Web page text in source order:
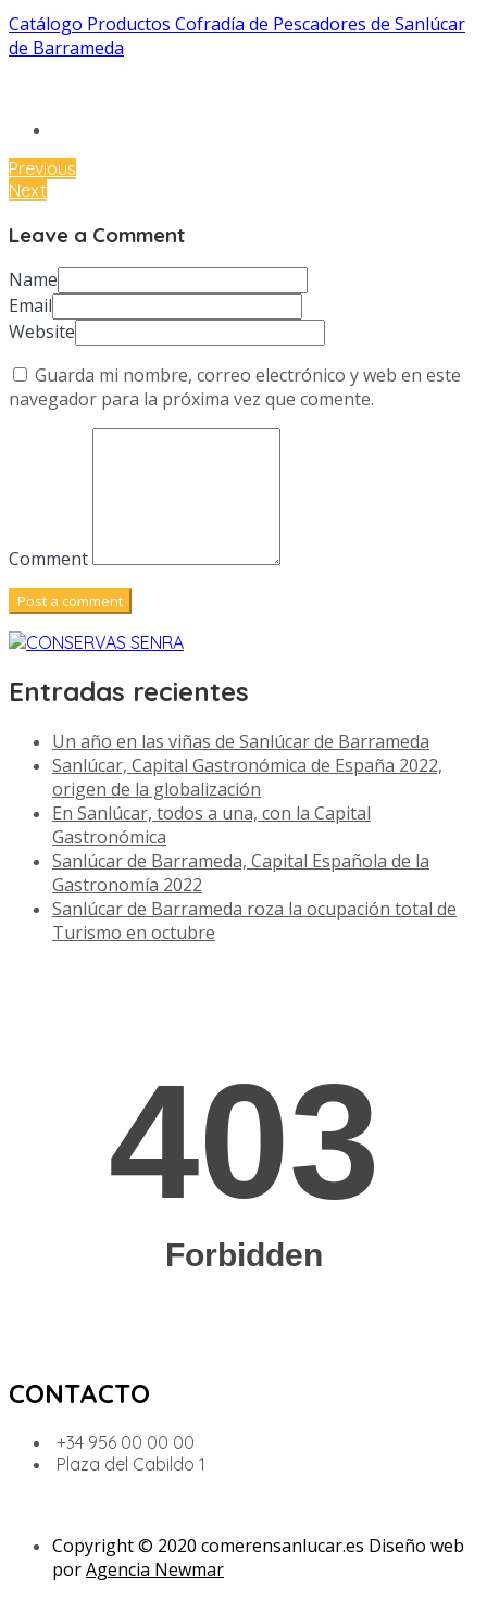
Catálogo Productos Cofradía de Pescadores de Sanlúcar
de Barrameda
Previous
Next
Leave a Comment
Name
Email
Website
Guarda mi nombre, correo electrónico y web en este
navegador para la próxima vez que comente.
Comment
Entradas recientes
Un año en las viñas de Sanlúcar de Barrameda
Sanlúcar, Capital Gastronómica de España 2022,
origen de la globalización
En Sanlúcar, todos a una, con la Capital
Gastronómica
Sanlúcar de Barrameda, Capital Española de la
Gastronomía 2022
Sanlúcar de Barrameda roza la ocupación total de
Turismo en octubre
CONTACTO
+34 956 00 00 00
Plaza del Cabildo 1
Copyright © 2020 comerensanlucar.es Diseño web
porAgencia Newmar